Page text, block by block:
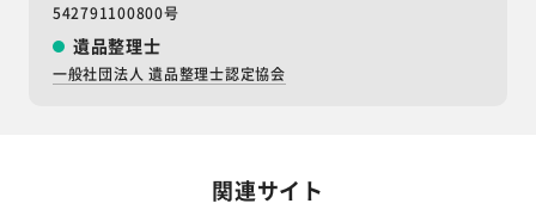
542791100800号
遺品整理士
一般社団法人 遺品整理士認定協会
関連サイト